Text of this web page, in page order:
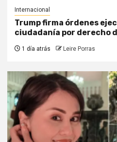
Internacional
Trump firma órdenes
ciudadanía por derecho
1 día atrás Leire Porras